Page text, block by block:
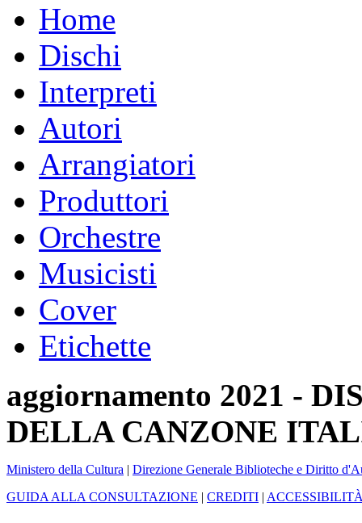
Home
Dischi
Interpreti
Autori
Arrangiatori
Produttori
Orchestre
Musicisti
Cover
Etichette
aggiornamento 2021 -
DELLA CANZONE
Ministero della Cultura | Direzione Generale Biblioteche e Diritto
GUIDA ALLA CONSULTAZIONE | CREDITI |